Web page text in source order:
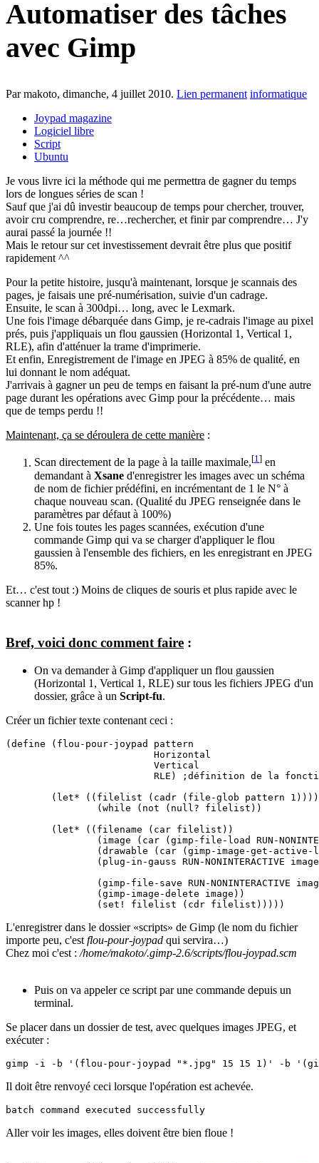
Automatiser des tâches
avec Gimp
Par makoto, dimanche, 4 juillet 2010. Lien permanent informatique
Joypad magazine
Logiciel libre
Script
Ubuntu
Je vous livre ici la méthode qui me permettra de gagner du temps
lors de longues séries de scan !
Sauf que j'ai dû investir beaucoup de temps pour chercher, trouver,
avoir cru comprendre, re…rechercher, et finir par comprendre… J'y
aurai passé la journée !!
Mais le retour sur cet investissement devrait être plus que positif
rapidement ^^
Pour la petite histoire, jusqu'à maintenant, lorsque je scannais des
pages, je faisais une pré-numérisation, suivie d'un cadrage.
Ensuite, le scan à 300dpi… long, avec le Lexmark.
Une fois l'image débarquée dans Gimp, je re-cadrais l'image au pixel
prés, puis j'appliquais un flou gaussien (Horizontal 1, Vertical 1,
RLE), afin d'atténuer la trame d'imprimerie.
Et enfin, Enregistrement de l'image en JPEG à 85% de qualité, en
lui donnant le nom adéquat.
J'arrivais à gagner un peu de temps en faisant la pré-num d'une autre
page durant les opérations avec Gimp pour la précédente… mais
que de temps perdu !!
Maintenant, ça se déroulera de cette manière :
Scan directement de la page à la taille maximale,[1] en
demandant à Xsane d'enregistrer les images avec un schéma
de nom de fichier prédéfini, en incrémentant de 1 le N° à
chaque nouveau scan. (Qualité du JPEG renseignée dans le
paramètres par défaut à 100%)
Une fois toutes les pages scannées, exécution d'une
commande Gimp qui va se charger d'appliquer le flou
gaussien à l'ensemble des fichiers, en les enregistrant en JPEG
85%.
Et… c'est tout :) Moins de cliques de souris et plus rapide avec le
scanner hp !
Bref, voici donc comment faire :
On va demander à Gimp d'appliquer un flou gaussien
(Horizontal 1, Vertical 1, RLE) sur tous les fichiers JPEG d'un
dossier, grâce à un Script-fu.
Créer un fichier texte contenant ceci :
(define (flou-pour-joypad pattern
                          Horizontal
                          Vertical
RLE) ;définition de la
L'enregistrer dans le dossier «scripts» de Gimp (le nom du fichier
importe peu, c'est flou-pour-joypad qui servira…)
Chez moi c'est : /home/makoto/.gimp-2.6/scripts/flou-joypad.scm
Puis on va appeler ce script par une commande depuis un
terminal.
Se placer dans un dossier de test, avec quelques images JPEG, et
exécuter :
Il doit être renvoyé ceci lorsque l'opération est achevée.
Aller voir les images, elles doivent être bien floue !